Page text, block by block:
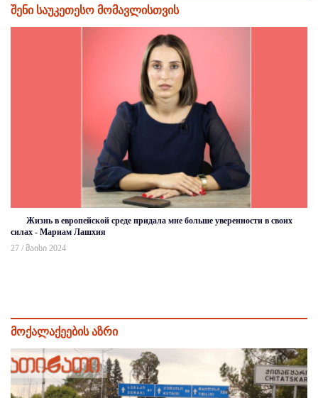
შენი საუკეთესო მომავლისთვის
Жизнь в европейской среде придала мне больше уверенности в своих
силах - Мариам Лашхия
27 / მაისი 2024
მოქალაქეების აზრი